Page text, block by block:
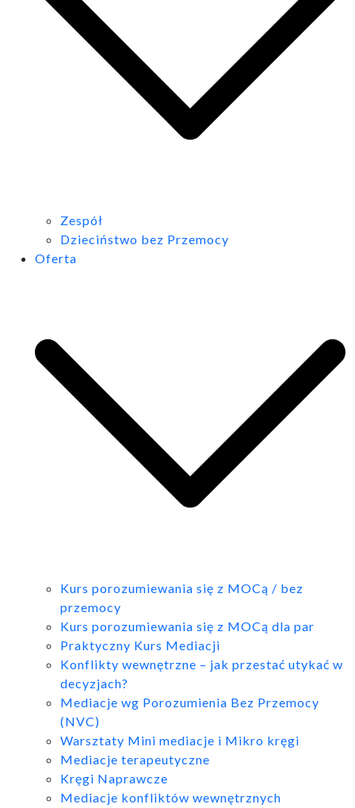
Zespół
Dzieciństwo bez Przemocy
Oferta
Kurs porozumiewania się z MOCą / bez
przemocy
Kurs porozumiewania się z MOCą dla par
Praktyczny Kurs Mediacji
Konflikty wewnętrzne – jak przestać utykać w
decyzjach?
Mediacje wg Porozumienia Bez Przemocy
(NVC)
Warsztaty Mini mediacje i Mikro kręgi
Mediacje terapeutyczne
Kręgi Naprawcze
Mediacje konfliktów wewnętrznych